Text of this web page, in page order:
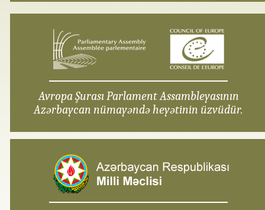
Avropa Şurası Parlament Assambleyasının
Azərbaycan nümayəndə heyətinin üzvüdür.